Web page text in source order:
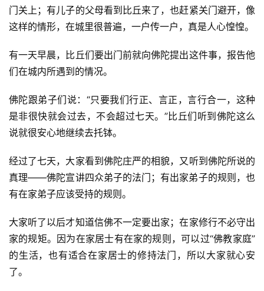
门关上；有儿子的父母看到比丘来了，也赶紧关门避开，像
这样的情形，在城里很普遍，一户传一户，真是人心惶惶。
有一天早晨，比丘们要出门前就向佛陀提出这件事，报告他
们在城内所遇到的情况。
佛陀跟弟子们说：“只要我们行正、言正，言行合一，这种
是非很快就会过去，不会超过七天。”比丘们听到佛陀这么
说就很安心地继续去托钵。
经过了七天，大家看到佛陀庄严的相貌，又听到佛陀所说的
真理——佛陀宣讲四众弟子的法门；有出家弟子的规则，也
有在家弟子应该受持的规则。
大家听了以后才知道信佛不一定要出家；在家修行不必守出
家的规矩。因为在家居士有在家的规则，可以过“佛教家庭”
的生活，也有适合在家居士的修持法门，所以大家就心安
了。